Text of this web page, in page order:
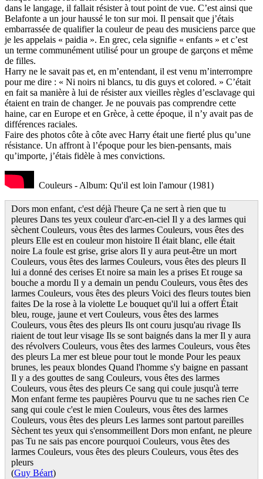
dans le langage, il fallait résister à tout point de vue. C’est ainsi que
Belafonte a un jour haussé le ton sur moi. Il pensait que j’étais
embarrassée de qualifier la couleur de peau des musiciens parce que
je les appelais « paidia ». En grec, cela signifie « enfants » et c’est
un terme communément utilisé pour un groupe de garçons et même
de filles.
Harry ne le savait pas et, en m’entendant, il est venu m’interrompre
pour me dire : « Ni noirs ni blancs, tu dis guys et colored. » C’était
en fait sa manière à lui de résister aux vieilles règles d’esclavage qui
étaient en train de changer. Je ne pouvais pas comprendre cette
haine, car en Europe et en Grèce, à cette époque, il n’y avait pas de
différences raciales.
Faire des photos côte à côte avec Harry était une fierté plus qu’une
résistance. Un affront à l’époque pour les bien-pensants, mais
qu’importe, j’étais fidèle à mes convictions.
Couleurs - Album: Qu'il est loin l'amour (1981)
Dors mon enfant, c'est déjà l'heure Ça ne sert à rien que tu
pleures Dans tes yeux couleur d'arc-en-ciel Il y a des larmes qui
sèchent Couleurs, vous êtes des larmes Couleurs, vous êtes des
pleurs Elle est en couleur mon histoire Il était blanc, elle était
noire La foule est grise, grise alors Il y aura peut-être un mort
Couleurs, vous êtes des larmes Couleurs, vous êtes des pleurs Il
lui a donné des cerises Et noire sa main les a prises Et rouge sa
bouche a mordu Il y a demain un pendu Couleurs, vous êtes des
larmes Couleurs, vous êtes des pleurs Voici des fleurs toutes bien
faites De la rose à la violette Le bouquet qu'il lui a offert Était
bleu, rouge, jaune et vert Couleurs, vous êtes des larmes
Couleurs, vous êtes des pleurs Ils ont couru jusqu'au rivage Ils
riaient de tout leur visage Ils se sont baignés dans la mer Il y aura
des révolvers Couleurs, vous êtes des larmes Couleurs, vous êtes
des pleurs La mer est bleue pour tout le monde Pour les peaux
brunes, les peaux blondes Quand l'homme s'y baigne en passant
Il y a des gouttes de sang Couleurs, vous êtes des larmes
Couleurs, vous êtes des pleurs Ce sang qui coule jusqu'à terre
Mon enfant ferme tes paupières Pourvu que tu ne saches rien Ce
sang qui coule c'est le mien Couleurs, vous êtes des larmes
Couleurs, vous êtes des pleurs Les larmes sont partout pareilles
Sèchent tes yeux qui s'ensommeillent Dors mon enfant, ne pleure
pas Tu ne sais pas encore pourquoi Couleurs, vous êtes des
larmes Couleurs, vous êtes des pleurs Couleurs, vous êtes des
pleurs
(Guy Béart)